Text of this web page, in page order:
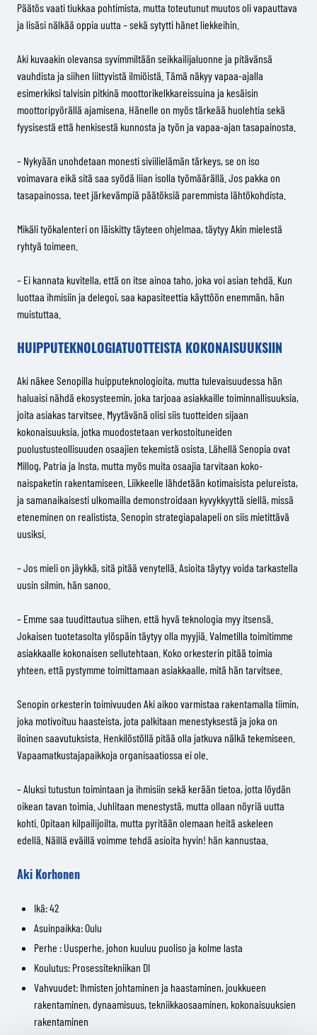
Päätös vaati tiukkaa pohtimista, mutta toteutunut muutos oli vapauttava
ja lisäsi nälkää oppia uutta – sekä sytytti hänet liekkeihin.
Aki kuvaakin olevansa syvimmiltään seikkailijaluonne ja pitävänsä
vauhdista ja siihen liittyvistä ilmiöistä. Tämä näkyy vapaa-ajalla
esimerkiksi talvisin pitkinä moottorikelkkareissuina ja kesäisin
moottoripyörällä ajamisena. Hänelle on myös tärkeää huolehtia sekä
fyysisestä että henkisestä kunnosta ja työn ja vapaa-ajan tasapainosta.
– Nykyään unohdetaan monesti siviilielämän tärkeys, se on iso
voimavara eikä sitä saa syödä liian isolla työmäärällä. Jos pakka on
tasapainossa, teet järkevämpiä päätöksiä paremmista lähtökohdista.
Mikäli työkalenteri on läiskitty täyteen ohjelmaa, täytyy Akin mielestä
ryhtyä toimeen.
– Ei kannata kuvitella, että on itse ainoa taho, joka voi asian tehdä. Kun
luottaa ihmisiin ja delegoi, saa kapasiteettia käyttöön enemmän, hän
muistuttaa.
HUIPPUTEKNOLOGIATUOTTEISTA KOKONAISUUKSIIN
Aki näkee Senopilla huipputeknologioita, mutta tulevaisuudessa hän
haluaisi nähdä ekosysteemin, joka tarjoaa asiakkaille toiminnallisuuksia,
joita asiakas tarvitsee. Myytävänä olisi siis tuotteiden sijaan
kokonaisuuksia, jotka muodostetaan verkostoituneiden
puolustusteollisuuden osaajien tekemistä osista. Lähellä Senopia ovat
Millog, Patria ja Insta, mutta myös muita osaajia tarvitaan koko-
naispaketin rakentamiseen. Liikkeelle lähdetään kotimaisista pelureista,
ja samanaikaisesti ulkomailla demonstroidaan kyvykkyyttä siellä, missä
eteneminen on realistista. Senopin strategiapalapeli on siis mietittävä
uusiksi.
– Jos mieli on jäykkä, sitä pitää venytellä. Asioita täytyy voida tarkastella
uusin silmin, hän sanoo.
– Emme saa tuudittautua siihen, että hyvä teknologia myy itsensä.
Jokaisen tuotetasolta ylöspäin täytyy olla myyjiä. Valmetilla toimitimme
asiakkaalle kokonaisen sellutehtaan. Koko orkesterin pitää toimia
yhteen, että pystymme toimittamaan asiakkaalle, mitä hän tarvitsee.
Senopin orkesterin toimivuuden Aki aikoo varmistaa rakentamalla tiimin,
joka motivoituu haasteista, jota palkitaan menestyksestä ja joka on
iloinen saavutuksista. Henkilöstöllä pitää olla jatkuva nälkä tekemiseen.
Vapaamatkustajapaikkoja organisaatiossa ei ole.
– Aluksi tutustun toimintaan ja ihmisiin sekä kerään tietoa, jotta löydän
oikean tavan toimia. Juhlitaan menestystä, mutta ollaan nöyriä uutta
kohti. Opitaan kilpailijoilta, mutta pyritään olemaan heitä askeleen
edellä. Näillä eväillä voimme tehdä asioita hyvin! hän kannustaa.
Aki Korhonen
Ikä: 42
Asuinpaikka: Oulu
Perhe : Uusperhe, johon kuuluu puoliso ja kolme lasta
Koulutus: Prosessitekniikan DI
Vahvuudet: Ihmisten johtaminen ja haastaminen, joukkueen
rakentaminen, dynaamisuus, tekniikkaosaaminen, kokonaisuuksien
rakentaminen